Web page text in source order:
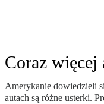
Coraz więcej
Amerykanie dowiedzieli
autach są różne usterki.